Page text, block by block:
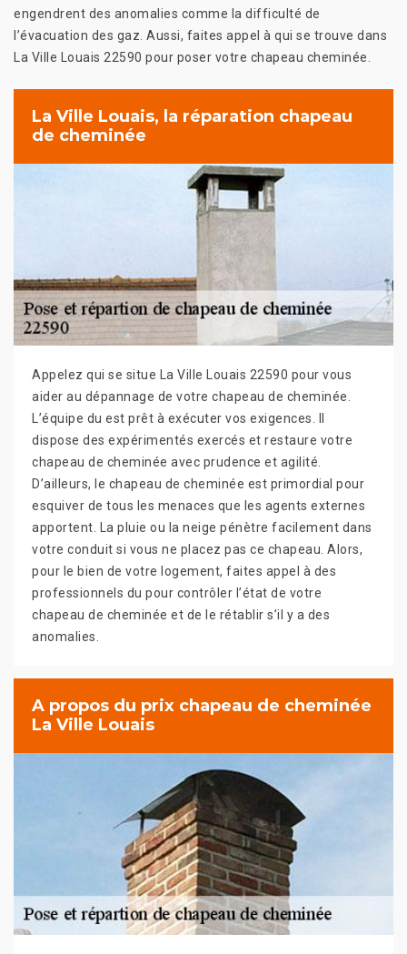
engendrent des anomalies comme la difficulté de
l’évacuation des gaz. Aussi, faites appel à qui se trouve dans
La Ville Louais 22590 pour poser votre chapeau cheminée.
La Ville Louais, la réparation chapeau
de cheminée
Appelez qui se situe La Ville Louais 22590 pour vous
aider au dépannage de votre chapeau de cheminée.
L’équipe du est prêt à exécuter vos exigences. Il
dispose des expérimentés exercés et restaure votre
chapeau de cheminée avec prudence et agilité.
D’ailleurs, le chapeau de cheminée est primordial pour
esquiver de tous les menaces que les agents externes
apportent. La pluie ou la neige pénètre facilement dans
votre conduit si vous ne placez pas ce chapeau. Alors,
pour le bien de votre logement, faites appel à des
professionnels du pour contrôler l’état de votre
chapeau de cheminée et de le rétablir s’il y a des
anomalies.
A propos du prix chapeau de cheminée
La Ville Louais